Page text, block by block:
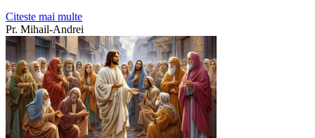
Citeste mai multe
Pr. Mihail-Andrei